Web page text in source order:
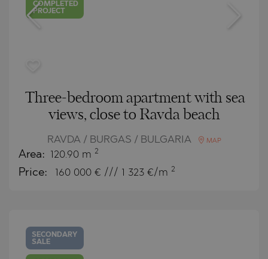
COMPLETED
PROJECT
Three-bedroom apartment with sea
views, close to Ravda beach
RAVDA / BURGAS / BULGARIA MAP
Area: 120.90 m 2
Price: 160 000 € /// 1 323 €/m 2
SECONDARY
SALE